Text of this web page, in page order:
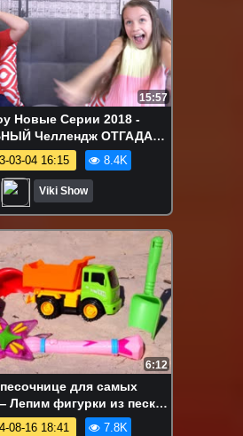
15:57
Новые Серии 2018 -
Челлендж ОТГАДАЙ
Вместе с Катей
и Open Kids / Вики Шоу
03-04 16:15 8.4K
Viki Show
6:12
для самых
Лепим фигурки из песка:
самолетик, собачка
08-16 18:41 7.8K